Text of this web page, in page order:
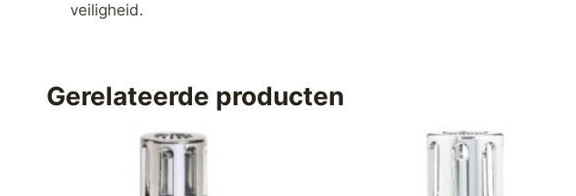
veiligheid.
Gerelateerde producten